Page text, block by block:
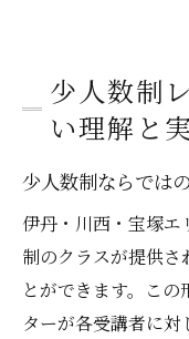
少人数制
い理解と
少人数制ならでは
伊丹・川西・宝塚
制のクラスが提供さ
とができます。こ
ターが各受講者に